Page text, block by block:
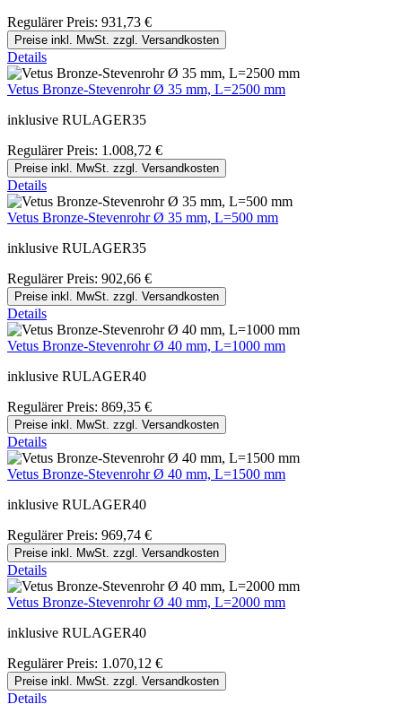
Regulärer Preis: 931,73 €
Preise inkl. MwSt. zzgl. Versandkosten
Details
Vetus Bronze-Stevenrohr Ø 35 mm, L=2500 mm
inklusive RULAGER35
Regulärer Preis: 1.008,72 €
Preise inkl. MwSt. zzgl. Versandkosten
Details
Vetus Bronze-Stevenrohr Ø 35 mm, L=500 mm
inklusive RULAGER35
Regulärer Preis: 902,66 €
Preise inkl. MwSt. zzgl. Versandkosten
Details
Vetus Bronze-Stevenrohr Ø 40 mm, L=1000 mm
inklusive RULAGER40
Regulärer Preis: 869,35 €
Preise inkl. MwSt. zzgl. Versandkosten
Details
Vetus Bronze-Stevenrohr Ø 40 mm, L=1500 mm
inklusive RULAGER40
Regulärer Preis: 969,74 €
Preise inkl. MwSt. zzgl. Versandkosten
Details
Vetus Bronze-Stevenrohr Ø 40 mm, L=2000 mm
inklusive RULAGER40
Regulärer Preis: 1.070,12 €
Preise inkl. MwSt. zzgl. Versandkosten
Details